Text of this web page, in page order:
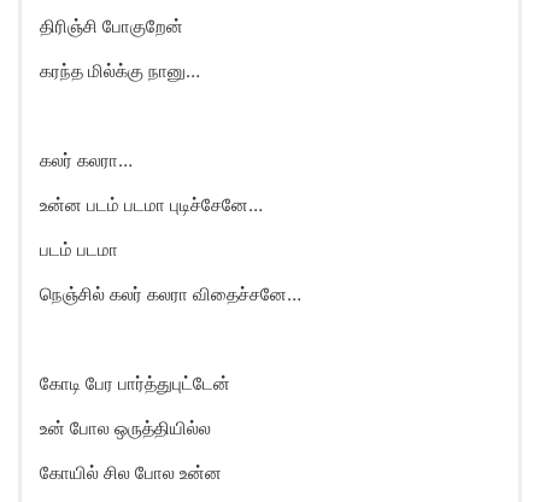
திரிஞ்சி போகுறேன்
கரந்த மில்க்கு நானு…
கலர் கலரா…
உன்ன படம் படமா புடிச்சேனே…
படம் படமா
நெஞ்சில் கலர் கலரா விதைச்சனே…
கோடி பேர பார்த்துபுட்டேன்
உன் போல ஒருத்தியில்ல
கோயில் சில போல உன்ன